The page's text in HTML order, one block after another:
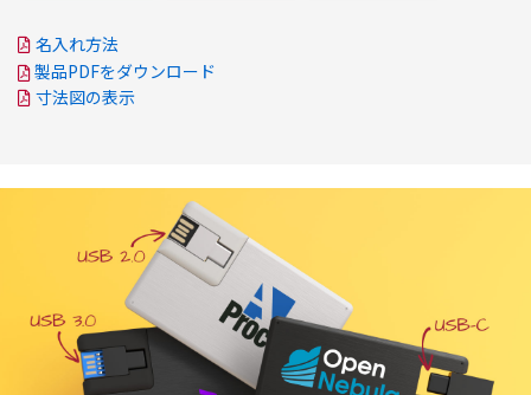
名入れ方法
製品PDFをダウンロード
寸法図の表示